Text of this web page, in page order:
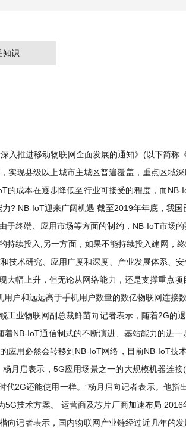
知识
入推进移动物联网全面发展的通知》(以下简
现县级以上城市主城区普遍覆盖，重点区域
的成本在逐步降低至行业可接受的程度，而
? NB-IoT迎来广阔机遇 截至2019年年底，我
终端、应用市场等方面的制约，NB-IoT市场
续投入;另一方面，如果不能持续投入建网，
术研究、应用广度和深度、产业发展体系、
幅上升，但无论从网络能力，还是支撑重点
户和远远高于手机用户数量的数亿物联网连
业物联网副总裁鲜苗向记者表示，随着2G
NB-IoT通信制式的不断演进、基站能力的进
应用必然会转移到NB-IoT网络，目前NB-IoT
月启表示，5G应用场景之一的大规模机器连
2G还能使用一样。”杨月启向记者表示。他
技术方案。 运营商及芯片厂商加速布局
记者表示，国内物联网产业链经过近几年的